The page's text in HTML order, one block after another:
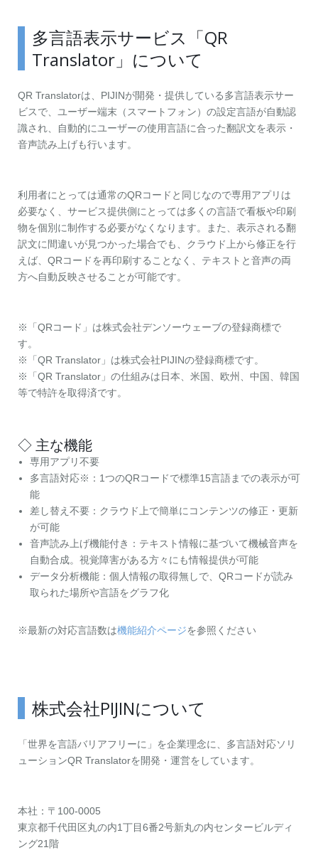
多言語表示サービス「QR
Translator」について
QR Translatorは、PIJINが開発・提供している多言語表示サー
ビスで、ユーザー端末（スマートフォン）の設定言語が自動認
識され、自動的にユーザーの使用言語に合った翻訳文を表示・
音声読み上げも行います。
利用者にとっては通常のQRコードと同じなので専用アプリは
必要なく、サービス提供側にとっては多くの言語で看板や印刷
物を個別に制作する必要がなくなります。また、表示される翻
訳文に間違いが見つかった場合でも、クラウド上から修正を行
えば、QRコードを再印刷することなく、テキストと音声の両
方へ自動反映させることが可能です。
※「QRコード」は株式会社デンソーウェーブの登録商標で
す。
※「QR Translator」は株式会社PIJINの登録商標です。
※「QR Translator」の仕組みは日本、米国、欧州、中国、韓国
等で特許を取得済です。
◇ 主な機能
専用アプリ不要
多言語対応※：1つのQRコードで標準15言語までの表示が可
能
差し替え不要：クラウド上で簡単にコンテンツの修正・更新
が可能
音声読み上げ機能付き：テキスト情報に基づいて機械音声を
自動合成。視覚障害がある方々にも情報提供が可能
データ分析機能：個人情報の取得無しで、QRコードが読み
取られた場所や言語をグラフ化
※最新の対応言語数は機能紹介ページを参照ください
株式会社PIJINについて
「世界を言語バリアフリーに」を企業理念に、多言語対応ソリ
ューションQR Translatorを開発・運営をしています。
本社：〒100-0005
東京都千代田区丸の内1丁目6番2号新丸の内センタービルディ
ング21階